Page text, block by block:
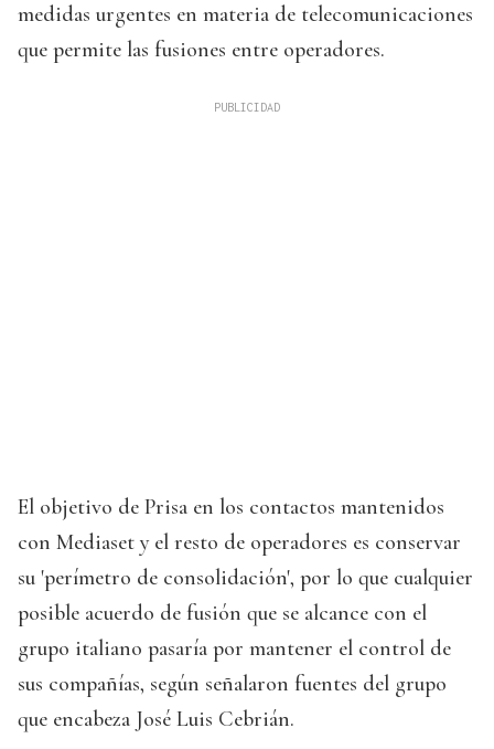
medidas urgentes en materia de telecomunicaciones
que permite las fusiones entre operadores.
El objetivo de Prisa en los contactos mantenidos
con Mediaset y el resto de operadores es conservar
su 'perímetro de consolidación', por lo que cualquier
posible acuerdo de fusión que se alcance con el
grupo italiano pasaría por mantener el control de
sus compañías, según señalaron fuentes del grupo
que encabeza José Luis Cebrián.